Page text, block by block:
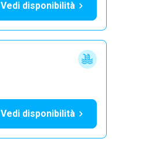
Vedi disponibilità
Vedi disponibilità